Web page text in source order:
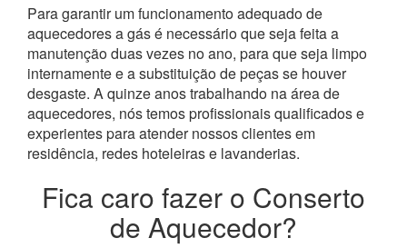
Para garantir um funcionamento adequado de
aquecedores a gás é necessário que seja feita a
manutenção duas vezes no ano, para que seja limpo
internamente e a substituição de peças se houver
desgaste. A quinze anos trabalhando na área de
aquecedores, nós temos profissionais qualificados e
experientes para atender nossos clientes em
residência, redes hoteleiras e lavanderias.
Fica caro fazer o Conserto
de Aquecedor?